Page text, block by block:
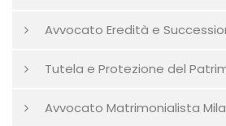
Avvocato Eredità e
Tutela e Protezione del
Avvocato Matrimonialista